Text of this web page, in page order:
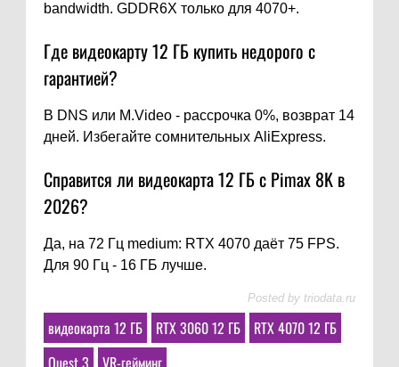
bandwidth. GDDR6X только для 4070+.
Где видеокарту 12 ГБ купить недорого с
гарантией?
В DNS или M.Video - рассрочка 0%, возврат 14
дней. Избегайте сомнительных AliExpress.
Справится ли видеокарта 12 ГБ с Pimax 8K в
2026?
Да, на 72 Гц medium: RTX 4070 даёт 75 FPS.
Для 90 Гц - 16 ГБ лучше.
Posted by triodata.ru
видеокарта 12 ГБ RTX 3060 12 ГБ
RTX 4070 12 ГБ
Quest 3
VR-гейминг